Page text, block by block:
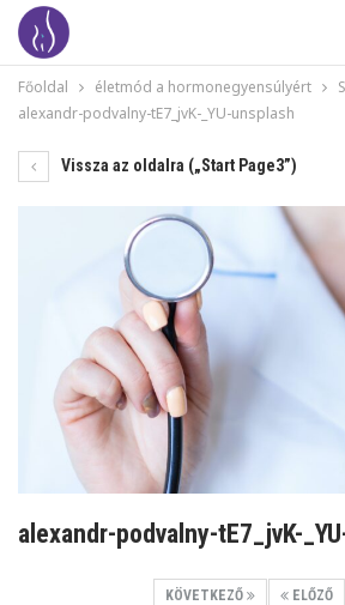
Főoldal életmód a hormonegyensúlyért
alexandr-podvalny-tE7_jvK-_YU-unsplash
Vissza az oldalra („Start Page3”)
alexandr-podvalny-tE7_jvK-
KÖVETKEZŐ ELŐZŐ